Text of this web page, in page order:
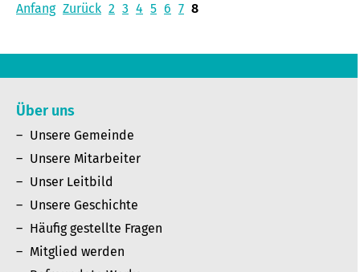
Anfang Zurück 2 3 4 5 6 7 8
Über uns
Unsere Gemeinde
Unsere Mitarbeiter
Unser Leitbild
Unsere Geschichte
Häufig gestellte Fragen
Mitglied werden